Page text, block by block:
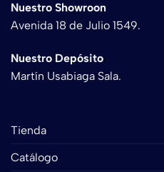
Nuestro Showroon
Avenida 18 de Julio 1549.
Nuestro Depósito
Martín Usabiaga Sala.
Tienda
Catálogo